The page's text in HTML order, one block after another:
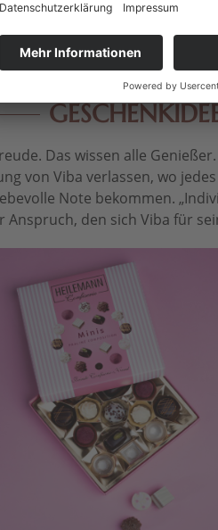
Das wissen alle
von Viba verlassen, wo
Note bekommen.
Anspruch, den sich Viba für